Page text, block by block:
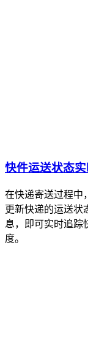
快件运送状态
在快递寄送过程中
更新快递的运送状
息，即可实时追踪
度。